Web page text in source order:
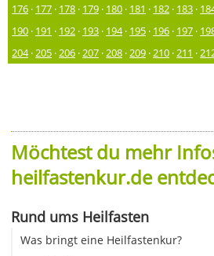
176 · 177 · 178 · 179 · 180 · 181 · 182 · 183 ·
190 · 191 · 192 · 193 · 194· 195 · 196 · 197 ·
204·205 ·206 ·207 ·208 ·209 ·210 ·211 ·
Möchtest du mehr
heilfastenkur.de
Rund ums Heilfasten
Was bringt eine Heilfastenkur?